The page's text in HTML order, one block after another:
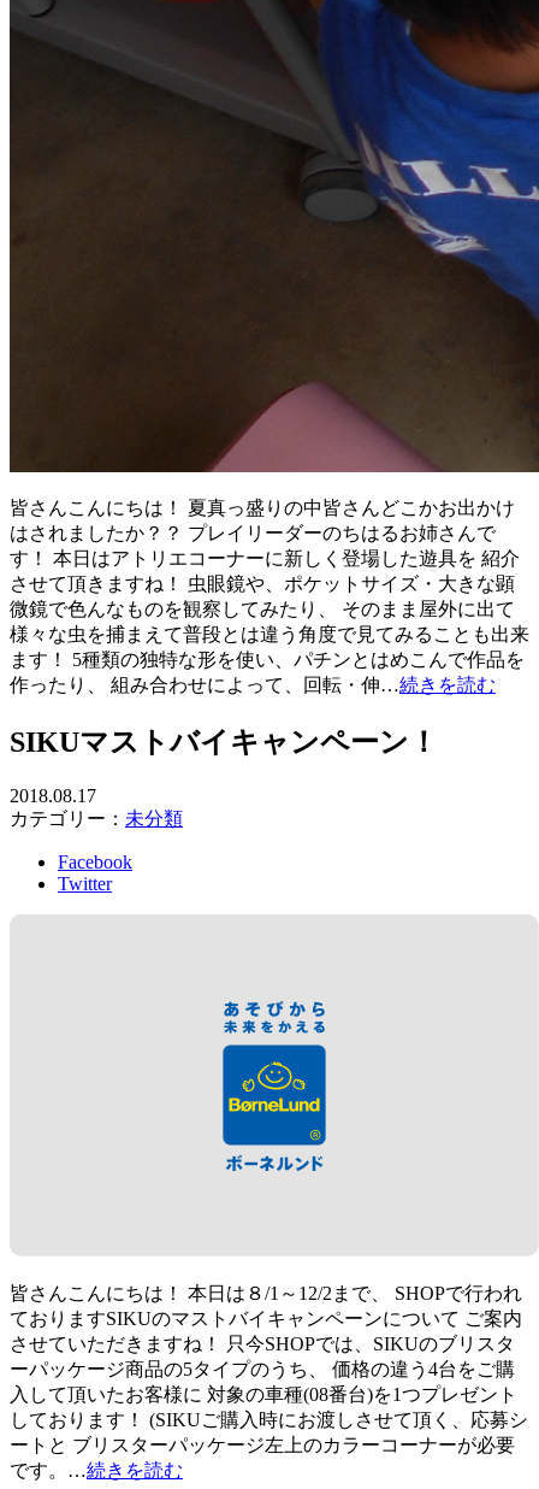
皆さんこんにちは！ 夏真っ盛りの中皆さんどこかお出かけ
はされましたか？？ プレイリーダーのちはるお姉さんで
す！ 本日はアトリエコーナーに新しく登場した遊具を 紹介
させて頂きますね！ 虫眼鏡や、ポケットサイズ・大きな顕
微鏡で色んなものを観察してみたり、 そのまま屋外に出て
様々な虫を捕まえて普段とは違う角度で見てみることも出来
ます！ 5種類の独特な形を使い、パチンとはめこんで作品を
作ったり、 組み合わせによって、回転・伸…続きを読む
SIKUマストバイキャンペーン！
2018.08.17
カテゴリー： 未分類
Facebook
Twitter
皆さんこんにちは！ 本日は８/1～12/2まで、 SHOPで行われ
ておりますSIKUのマストバイキャンペーンについて ご案内
させていただきますね！ 只今SHOPでは、SIKUのブリスタ
ーパッケージ商品の5タイプのうち、 価格の違う4台をご購
入して頂いたお客様に 対象の車種(08番台)を1つプレゼント
しております！ (SIKUご購入時にお渡しさせて頂く、応募シ
ートと ブリスターパッケージ左上のカラーコーナーが必要
です。…続きを読む